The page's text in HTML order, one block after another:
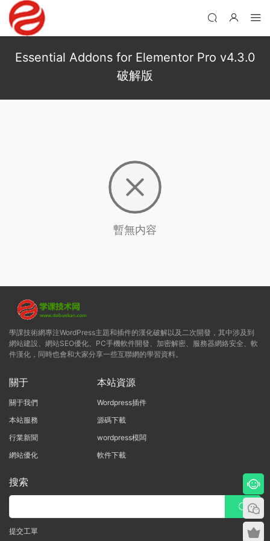
Essential Addons for Elementor Pro v4.3.0
破解版
暫無内容
學課技術網專注WordPress主題和插件的漢化破解以及二次開發，其中涉及到
網站建設、網站SEO優化、PC手機軟件開發、加密解密、服務器網絡安全、軟
件漢化，同時也會和大家分享一些互聯網的學習資料。
關于
關于我們
本站服務
行業新聞
網站優化
本站資源
Wordpress插件
源碼下載
wordpress模闆
軟件下載
搜索
提交工單